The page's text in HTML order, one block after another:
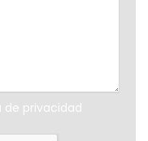
de privacidad